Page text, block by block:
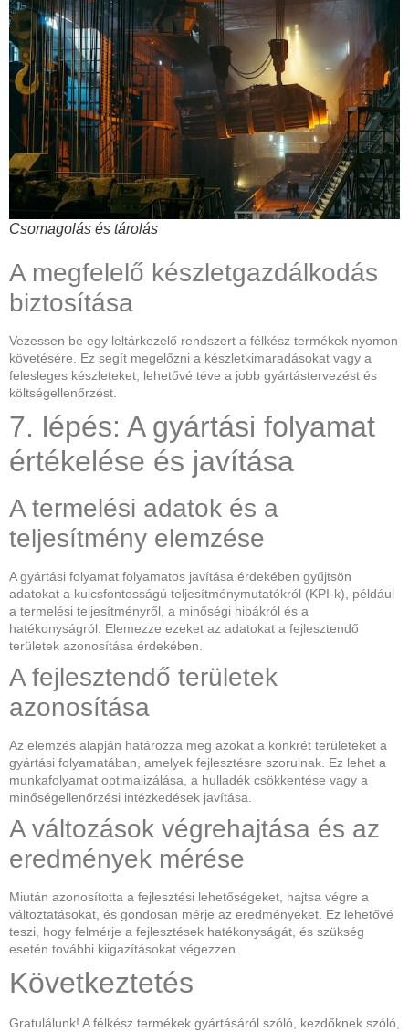
Csomagolás és tárolás
A megfelelő készletgazdálkodás
biztosítása
Vezessen be egy leltárkezelő rendszert a félkész termékek nyomon
követésére. Ez segít megelőzni a készletkimaradásokat vagy a
felesleges készleteket, lehetővé téve a jobb gyártástervezést és
költségellenőrzést.
7. lépés: A gyártási folyamat
értékelése és javítása
A termelési adatok és a
teljesítmény elemzése
A gyártási folyamat folyamatos javítása érdekében gyűjtsön
adatokat a kulcsfontosságú teljesítménymutatókról (KPI-k), például
a termelési teljesítményről, a minőségi hibákról és a
hatékonyságról. Elemezze ezeket az adatokat a fejlesztendő
területek azonosítása érdekében.
A fejlesztendő területek
azonosítása
Az elemzés alapján határozza meg azokat a konkrét területeket a
gyártási folyamatában, amelyek fejlesztésre szorulnak. Ez lehet a
munkafolyamat optimalizálása, a hulladék csökkentése vagy a
minőségellenőrzési intézkedések javítása.
A változások végrehajtása és az
eredmények mérése
Miután azonosította a fejlesztési lehetőségeket, hajtsa végre a
változtatásokat, és gondosan mérje az eredményeket. Ez lehetővé
teszi, hogy felmérje a fejlesztések hatékonyságát, és szükség
esetén további kiigazításokat végezzen.
Következtetés
Gratulálunk! A félkész termékek gyártásáról szóló, kezdőknek szóló,